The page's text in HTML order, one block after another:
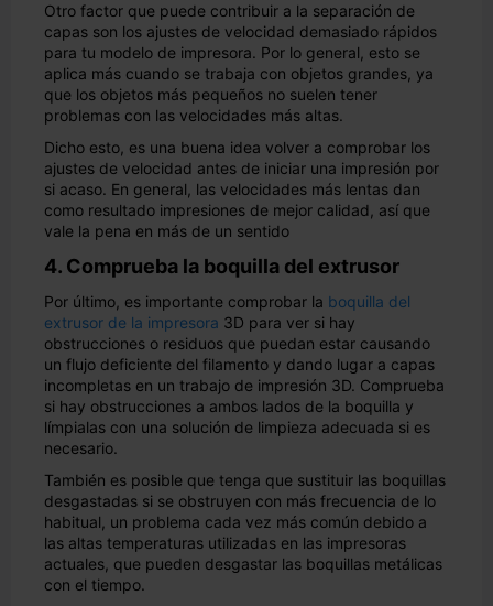
Otro factor que puede contribuir a la separación de
capas son los ajustes de velocidad demasiado rápidos
para tu modelo de impresora. Por lo general, esto se
aplica más cuando se trabaja con objetos grandes, ya
que los objetos más pequeños no suelen tener
problemas con las velocidades más altas.
Dicho esto, es una buena idea volver a comprobar los
ajustes de velocidad antes de iniciar una impresión por
si acaso. En general, las velocidades más lentas dan
como resultado impresiones de mejor calidad, así que
vale la pena en más de un sentido
4. Comprueba la boquilla del extrusor
Por último, es importante comprobar la boquilla del
extrusor de la impresora 3D para ver si hay
obstrucciones o residuos que puedan estar causando
un flujo deficiente del filamento y dando lugar a capas
incompletas en un trabajo de impresión 3D. Comprueba
si hay obstrucciones a ambos lados de la boquilla y
límpialas con una solución de limpieza adecuada si es
necesario.
También es posible que tenga que sustituir las boquillas
desgastadas si se obstruyen con más frecuencia de lo
habitual, un problema cada vez más común debido a
las altas temperaturas utilizadas en las impresoras
actuales, que pueden desgastar las boquillas metálicas
con el tiempo.